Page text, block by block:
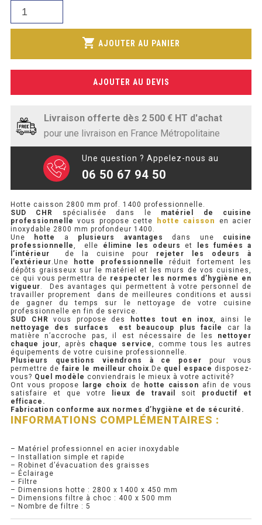
SOUBASSEMENT RÉFRIGÉRÉ
TABLE DE PRÉPARATION
SALADETTE COMPACTE
SALADETTE COMPACTE VITRÉE
SALADETTE 800 VITRÉE
MEUBLE À PIZZA COMPACT
MEUBLE À PIZZA
PRÉSENTOIR À INGRÉDIENTS
PROFONDEUR 300 VITRÉE
PROFONDEUR 400 VITRÉE
PROFONDEUR 300 INOX
PROFONDEUR 400 INOX
ARMOIRE RÉFRIGÉRÉE
RÉFRIGÉRATEUR
RÉFRIGÉRATEUR VITRÉ
RÉFRI / CONGÉL BOULANGERIE
994,47€.
actuel
est :
700,00€.
2800
shopping_cart AJOUTER AU PANIER
AJOUTER AU DEVIS
Livraison offerte dès 2 500 € HT d'achat
pour une livraison en France Métropolitaine
Une question ? Appelez-nous au
06 50 67 94 50
Hotte caisson 2800 mm prof. 1400 professionnelle.
SUD CHR
spécialisée dans le matériel de cuisine
professionnelle vous propose cette hotte caisson
en acier
inoxydable 2800 mm profondeur 1400.
Une
hotte a plusieurs avantages dans une cuisine
professionnelle, elle élimine les odeurs et
les fumées a
l’intérieur de la cuisine pour rejeter les odeurs à
l’extérieur.Une hotte professionnelleréduit fortement les
dépôts graisseux sur le matériel et les murs de vos cuisines,
ce qui vous permettra de respecter les normes d’hygiène en
vigueur. Des avantages qui permettent à votre personnel de
travailler proprement dans de meilleures conditions et aussi
de gagner du temps sur le nettoyage de votre cuisine
professionnelle en fin de service.
SUD CHR
vous propose des hottes tout en inox, ainsi le
nettoyage des surfaces est beaucoup plus facile
car la
matière n’accroche pas, il est nécessaire de les nettoyer
chaque jour, après chaque service, comme tous les autres
équipements de votre cuisine professionnelle.
Plusieurs questions viendrons à ce poser pour vous
permettre de faire le meilleur choix.De quel espace disposez-
vous? Quel modèle conviendrais le mieux à votre activité?
Ont vous propose
large choix de hotte caisson afin de vous
satisfaire et que votre
lieux de travail soit productif et
efficace.
Fabrication conforme aux normes d’hygiène et de sécurité.
INFORMATIONS COMPLÉMENTAIRES :
– Matériel professionnel en acier inoxydable
– Installation simple et rapide
– Robinet d’évacuation des graisses
– Éclairage
– Filtre
– Dimensions hotte : 2800 x 1400 x 450 mm
– Dimensions filtre à choc : 400 x 500 mm
– Nombre de filtre : 5